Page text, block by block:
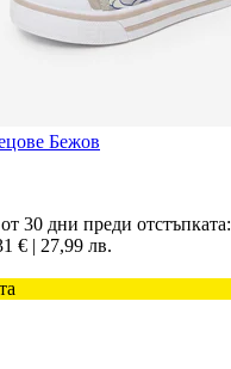
Бежов
30 дни преди отстъпката:
€ | 27,99 лв.